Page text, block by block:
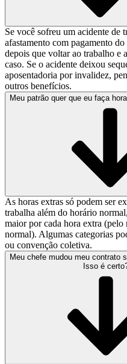
Se você sofreu um acidente de
afastamento com pagamento
depois que voltar ao trabalho e
caso. Se o acidente deixou
aposentadoria por invalidez,
outros benefícios.
Meu patrão quer que eu faça
As horas extras só podem ser
trabalha além do horário
maior por cada hora extra (pelo
normal). Algumas categorias
ou convenção coletiva.
Meu chefe mudou meu contrato
Isso é